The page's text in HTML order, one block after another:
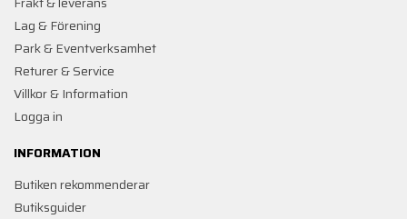
Lag & Förening
Park & Eventverksamhet
Returer & Service
Villkor & Information
Logga in
INFORMATION
Butiken rekommenderar
Butiksguider